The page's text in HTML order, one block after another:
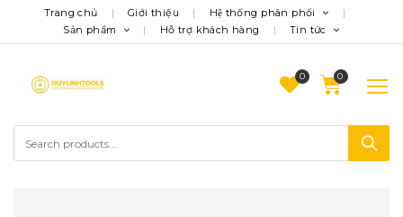
Trang chủ Giới thiệu
Hệ thống phân phối
Sản phẩm
Hỗ trợ khách hàng Tin tức
0